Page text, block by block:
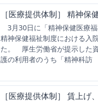
［医療提供体制］ 精神
3月30日に「精神保健医療
精神保健福祉制度における入
た。 厚生労働省が提示した
護の利用者のうち「精神科訪
［医療提供体制］ 賃上